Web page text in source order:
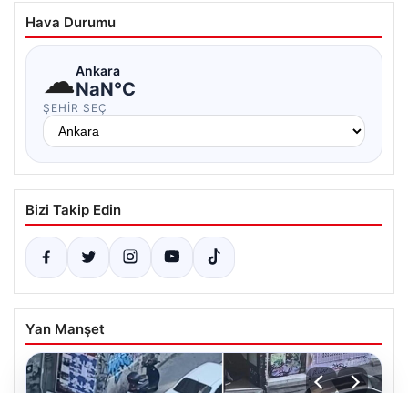
Hava Durumu
☁Ankara
NaN°C
ŞEHIR SEÇ
Bizi Takip Edin
Yan Manşet